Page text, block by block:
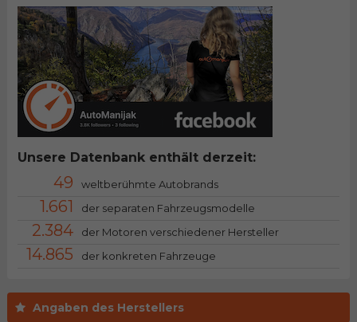
Angaben des Herstellers
Unsere Datenbank enthält derzeit:
49 weltberühmte Autobrands
1.661 der separaten Fahrzeugsmodelle
2.384 der Motoren verschiedener Hersteller
14.865 der konkreten Fahrzeuge